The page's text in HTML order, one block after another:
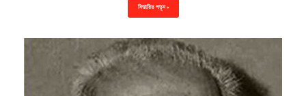
বিস্তারিত পড়ুন »